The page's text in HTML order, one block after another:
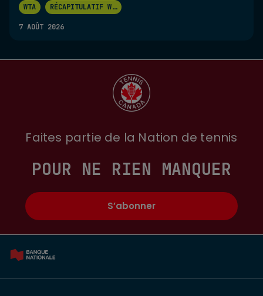
WTA RÉCAPITULATIF W...
7 AOÛT 2026
Faites partie de la Nation de tennis
POUR NE RIEN MANQUER
S’abonner